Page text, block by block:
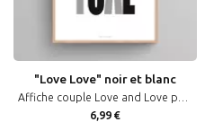
"Love Love" noir et blanc
6,99 €